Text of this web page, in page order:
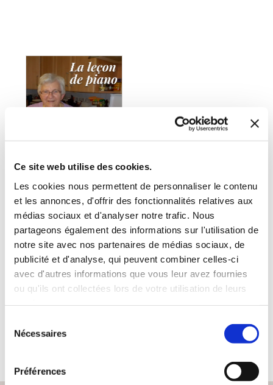
Ce site web utilise des cookies.
Les cookies nous permettent de personnaliser le contenu
et les annonces, d'offrir des fonctionnalités relatives aux
médias sociaux et d'analyser notre trafic. Nous
partageons également des informations sur l'utilisation de
notre site avec nos partenaires de médias sociaux, de
publicité et d'analyse, qui peuvent combiner celles-ci
avec d'autres informations que vous leur avez fournies
ou qu'ils ont collectées lors de votre utilisation de leurs
Nécessaires
Préférences
(0 avis)
Yves Bucquet
LA LEÇON DE PIANO